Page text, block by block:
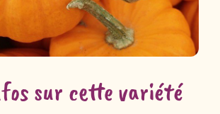
sur cette variété